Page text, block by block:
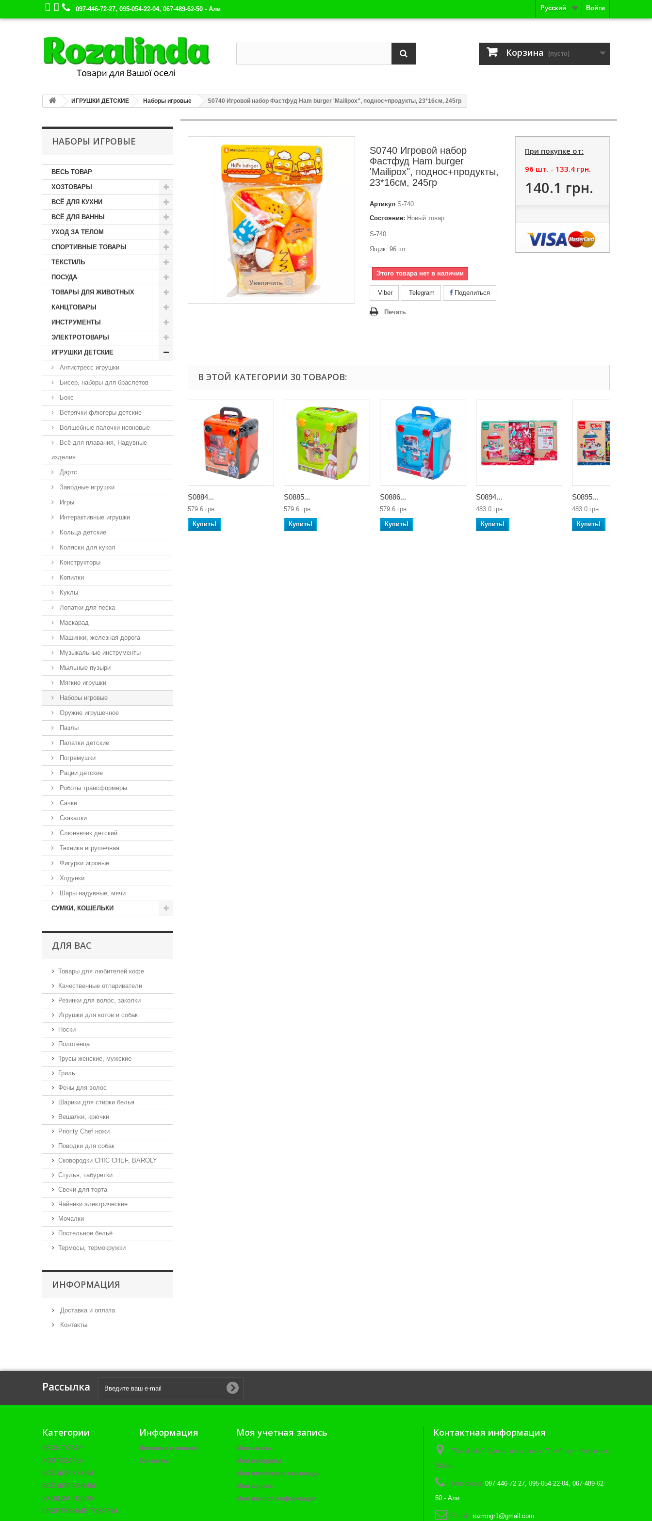
Войти
Русский
097-446-72-27, 095-054-22-04, 067-489-62-50 - Али
Корзина (пусто)
ИГРУШКИ ДЕТСКИЕ Наборы игровые S0740 Игровой набор Фастфуд Ham burger 'Mailipox", поднос+продукты, 23*16см, 245гр
НАБОРЫ ИГРОВЫЕ
ВЕСЬ ТОВАР
ХОЗТОВАРЫ
ВСЁ ДЛЯ КУХНИ
ВСЁ ДЛЯ ВАННЫ
УХОД ЗА ТЕЛОМ
СПОРТИВНЫЕ ТОВАРЫ
ТЕКСТИЛЬ
ПОСУДА
ТОВАРЫ ДЛЯ ЖИВОТНЫХ
КАНЦТОВАРЫ
ИНСТРУМЕНТЫ
ЭЛЕКТРОТОВАРЫ
ИГРУШКИ ДЕТСКИЕ
Антистресс игрушки
Бисер, наборы для браслетов
Бокс
Ветрячки флюгеры детские
Волшебные палочки неоновые
Всё для плавания, Надувные
изделия
Дартс
Заводные игрушки
Игры
Интерактивные игрушки
Кольца детские
Коляски для кукол
Конструкторы
Копилки
Куклы
Лопатки для песка
Маскарад
Машинки, железная дорога
Музыкальные инструменты
Мыльные пузыри
Мягкие игрушки
Наборы игровые
Оружие игрушечное
Пазлы
Палатки детские
Погремушки
Рации детские
Роботы трансформеры
Сачки
Скакалки
Слюнявчик детский
Техника игрушечная
Фигурки игровые
Ходунки
Шары надувные, мячи
СУМКИ, КОШЕЛЬКИ
ДЛЯ ВАС
Товары для любителей кофе
Качественные отпариватели
Резинки для волос, заколки
Игрушки для котов и собак
Носки
Полотенца
Трусы женские, мужские
Гриль
Фены для волос
Шарики для стирки белья
Вешалки, крючки
Priority Chef ножи
Поводки для собак
Сковородки CHIC CHEF, BAROLY
Стулья, табуретки
Свечи для торта
Чайники электрические
Мочалки
Постельное бельё
Термосы, термокружки
ИНФОРМАЦИЯ
Доставка и оплата
Контакты
Увеличить
S0740 Игровой набор
Фастфуд Ham burger
'Mailipox", поднос+продукты,
23*16см, 245гр
Артикул S-740
Состояние: Новый товар
S-740
Ящик: 96 шт.
Этого товара нет в наличии
Viber Telegram Поделиться
Печать
При покупке от:
96 шт. - 133.4 грн.
140.1 грн.
В ЭТОЙ КАТЕГОРИИ 30 ТОВАРОВ:
S0884...
579.6 грн.
Купить!
S0885...
579.6 грн.
Купить!
S0886...
579.6 грн.
Купить!
S0894...
483.0 грн.
Купить!
S0895...
483.0 грн.
Купить!
Рассылка
Категории
ВЕСЬ ТОВАР
ХОЗТОВАРЫ
ВСЁ ДЛЯ КУХНИ
ВСЁ ДЛЯ ВАННЫ
УХОД ЗА ТЕЛОМ
СПОРТИВНЫЕ ТОВАРЫ
Информация
Доставка и оплата
Контакты
Моя учетная запись
Мои заказы
Мои возвраты
Мои платёжные квитанции
Мои адреса
Моя личная информация
Контактная информация
"Rozalinda", Одеса, пром ринок "7 км", вул.Фабрична,
№559
Телефоны: 097-446-72-27, 095-054-22-04, 067-489-62-
50 - Али
E-mail: rozmngr1@gmail.com